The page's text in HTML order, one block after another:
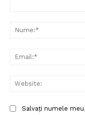
Salvați numele